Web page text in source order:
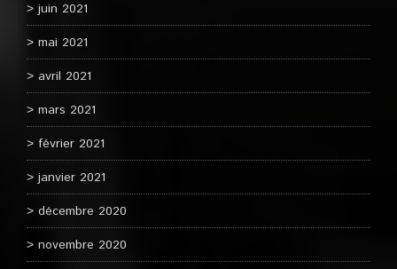
juin 2021
mai 2021
avril 2021
mars 2021
février 2021
janvier 2021
décembre 2020
novembre 2020